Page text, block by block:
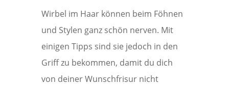
Wirbel im Haar können beim Föhnen
und Stylen ganz schön nerven. Mit
einigen Tipps sind sie jedoch in den
Griff zu bekommen, damit du dich
von deiner Wunschfrisur nicht